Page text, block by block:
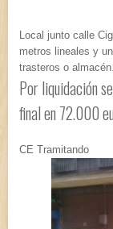
Local junto calle
metros lineales y
trasteros o almacén.
Por liquidación
final en 72.000
CE Tramitando